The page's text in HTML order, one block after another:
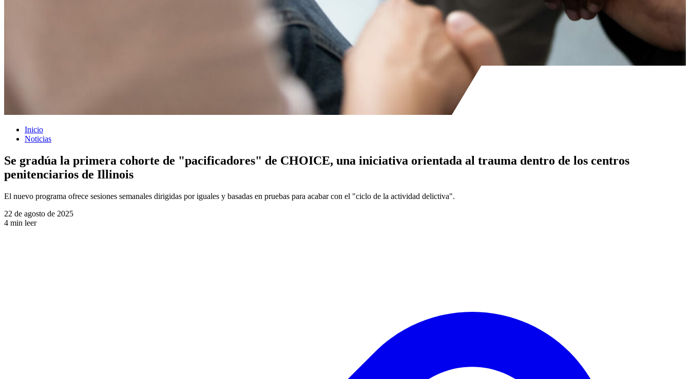
Inicio
Noticias
Se gradúa la primera cohorte de "pacificadores" de CHOICE, una iniciativa orientada al trauma dentro de los centros
penitenciarios de Illinois
El nuevo programa ofrece sesiones semanales dirigidas por iguales y basadas en pruebas para acabar con el "ciclo de la actividad delictiva".
22 de agosto de 2025
4 min leer